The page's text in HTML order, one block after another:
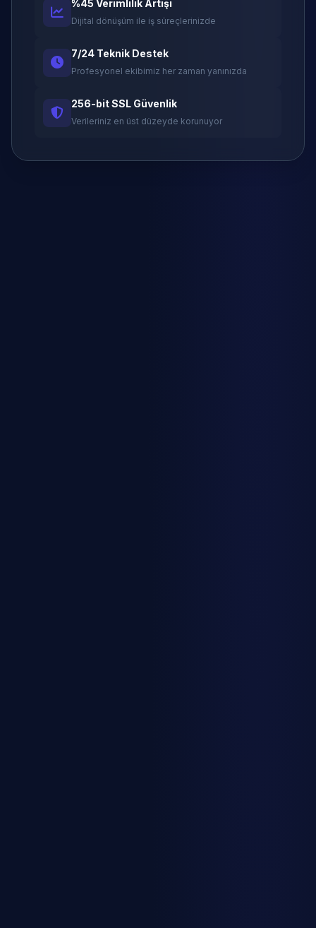
%45 Verimlilik Artışı
Dijital dönüşüm ile iş süreçlerinizde
7/24 Teknik Destek
Profesyonel ekibimiz her zaman yanınızda
256-bit SSL Güvenlik
Verileriniz en üst düzeyde korunuyor